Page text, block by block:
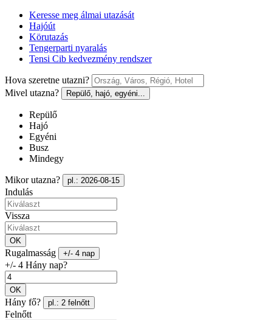
Keresse meg álmai utazását
Hajóút
Körutazás
Tengerparti nyaralás
Tensi Cib kedvezmény rendszer
Hova szeretne utazni?
Mivel utazna?
Repülő, hajó, egyéni...
Repülő
Hajó
Egyéni
Busz
Mindegy
Mikor utazna? pl.: 2026-08-15
Indulás
Vissza
OK
Rugalmasság +/- 4 nap
+/- 4 Hány nap?
OK
Hány fő? pl.: 2 felnőtt
Felnőtt